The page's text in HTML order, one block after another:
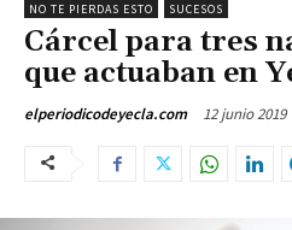
NO TE PIERDAS ESTO SUCESOS
Cárcel para tres
que actuaban en
elperiodicodeyecla.com 12 junio 2019